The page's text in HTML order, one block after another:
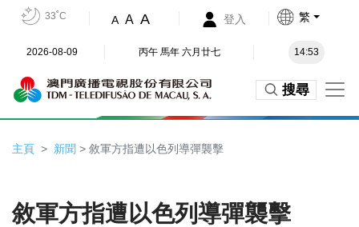
33˚C A A A 登入 繁
2026-08-09 丙午 馬年 六月廿七 14:53
搜尋
主頁 新聞 > 敘軍方指遭以色列導彈襲擊
敘軍方指遭以色列導彈襲擊